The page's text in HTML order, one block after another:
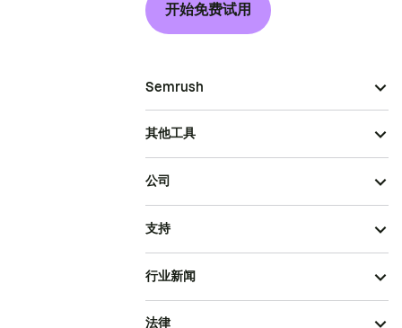
开始免费试用
Semrush
其他工具
公司
支持
行业新闻
法律